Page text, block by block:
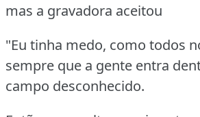
mas a gravadora aceitou
"Eu tinha medo, como todos
sempre que a gente entra
campo desconhecido.